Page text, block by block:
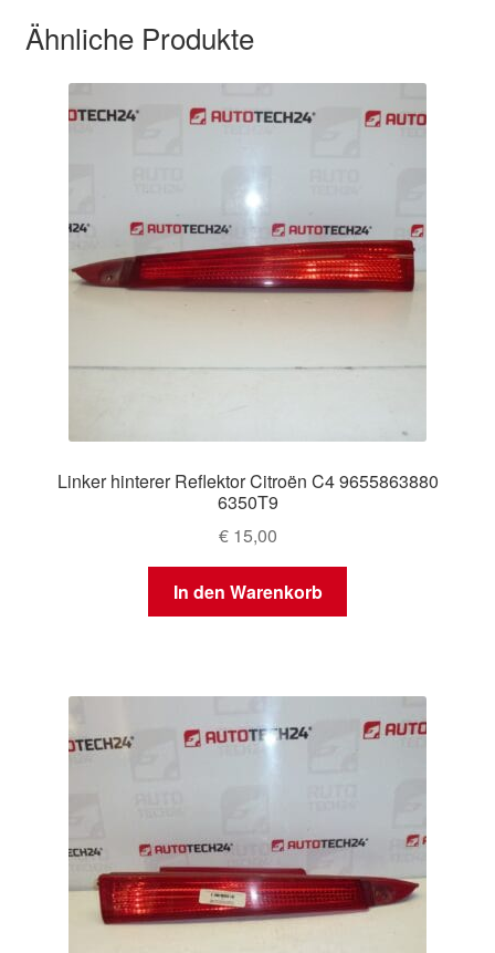
Ähnliche Produkte
Linker hinterer Reflektor Citroën C4 9655863880
6350T9
€15,00
In den Warenkorb